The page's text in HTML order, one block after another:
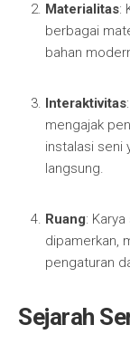
Materialitas:
berbagai
bahan
Interaktivitas
mengajak
instalasi seni
langsung.
Ruang:
dipamerkan,
pengaturan
Sejarah